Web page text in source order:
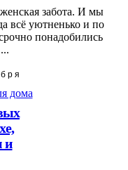
забота. И мы
всё уютненько и по
понадобились
дома
и